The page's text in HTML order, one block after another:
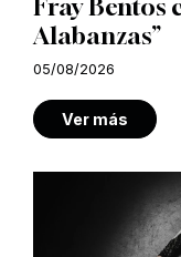
Fray Bentos
Alabanzas”
05/08/2026
Ver más